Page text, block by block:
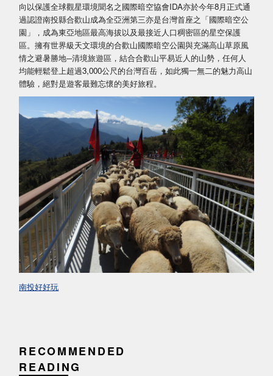
向以保護全球觀星環境聞名之國際暗空協會IDA亦於今年8月正式通
過認證南投縣合歡山成為全亞洲第三亦是台灣首座之「國際暗空公
園」，成為東亞地區最高海拔以及最接近人口稠密區的星空保護
區。擁有世界級天文環境的合歡山國際暗空公園與充滿高山草原風
情之避暑勝地─清境旅遊區，結合合歡山平易近人的山勢，任何人
均能輕鬆登上超過3,000公尺的台灣百岳，如此獨一無二的魅力高山
體驗，絕對是遊客最難忘懷的美好旅程。
南投好好玩
RECOMMENDED
READING